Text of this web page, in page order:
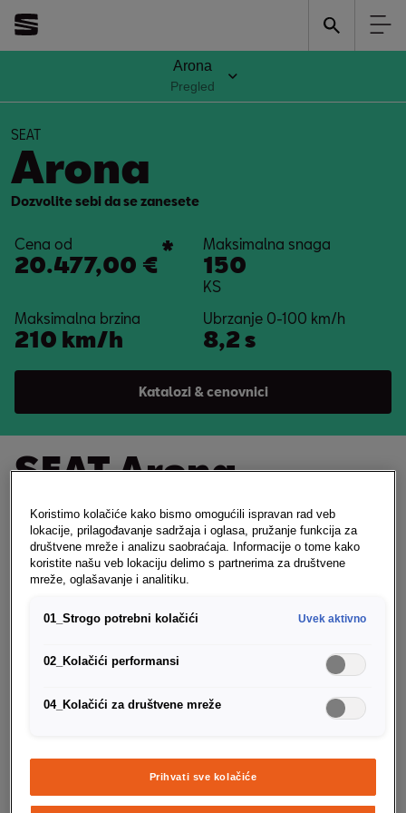
Arona
Pregled
Godine garancije*
na svim modelima
SEAT
Arona
Dozvolite sebi da se zanesete
Cena od
20.477,00 €
* Maksimalna snaga
150
KS
Maksimalna brzina
210 km/h
Ubrzanje 0-100 km/h
8,2 s
Katalozi & cenovnici
SEAT Arona
Odaberite svoj SEAT Arona
Tehnički podaci & oprema
0 - 0 119 - 119 g/km
70 kW(95 KS)
Motorizacija
Benzin
Reference Style Xperience
Koristimo kolačiće kako bismo omogućili ispravan rad veb
lokacije, prilagođavanje sadržaja i oglasa, pružanje funkcija za
društvene mreže i analizu saobraćaja. Informacije o tome kako
koristite našu veb lokaciju delimo s partnerima za društvene
mreže, oglašavanje i analitiku.
01_Strogo potrebni kolačići Uvek aktivno
02_Kolačići performansi
04_Kolačići za društvene mreže
Prihvati sve kolačiće